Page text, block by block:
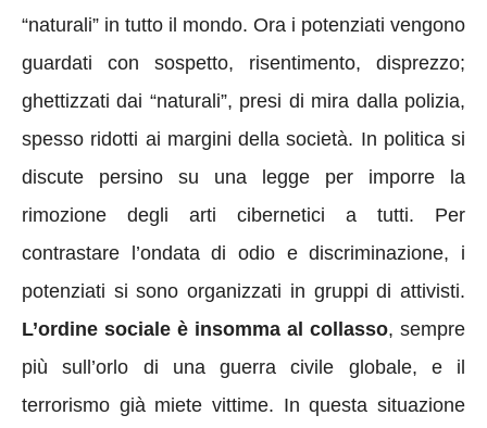
“naturali” in tutto il mondo. Ora i potenziati vengono
guardati con sospetto, risentimento, disprezzo;
ghettizzati dai “naturali”, presi di mira dalla polizia,
spesso ridotti ai margini della società. In politica si
discute persino su una legge per imporre la
rimozione degli arti cibernetici a tutti. Per
contrastare l’ondata di odio e discriminazione, i
potenziati si sono organizzati in gruppi di attivisti.
L’ordine sociale è insomma al collasso, sempre
più sull’orlo di una guerra civile globale, e il
terrorismo già miete vittime. In questa situazione